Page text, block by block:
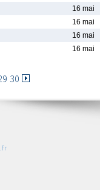
16 mai
16 mai
16 mai
16 mai
30